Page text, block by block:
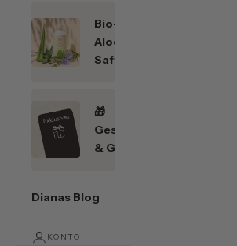
Bio-
Aloe
Saft
🎁
Geschenkefinder
& Gutscheine
Dianas Blog
KONTO